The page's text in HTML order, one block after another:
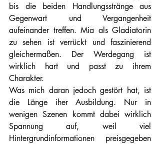
bis die beiden Handlungsstränge aus
Gegenwart und Vergangenheit
aufeinander treffen. Mia als Gladiatorin
zu sehen ist verrückt und faszinierend
gleichermaßen. Der Werdegang ist
wirklich hart und passt zu ihrem
Charakter.
Was mich daran jedoch gestört hat, ist
die Länge iher Ausbildung. Nur in
wenigen Szenen kommt dabei wirklich
Spannung auf, weil viel
Hintergrundinformationen preisgegeben